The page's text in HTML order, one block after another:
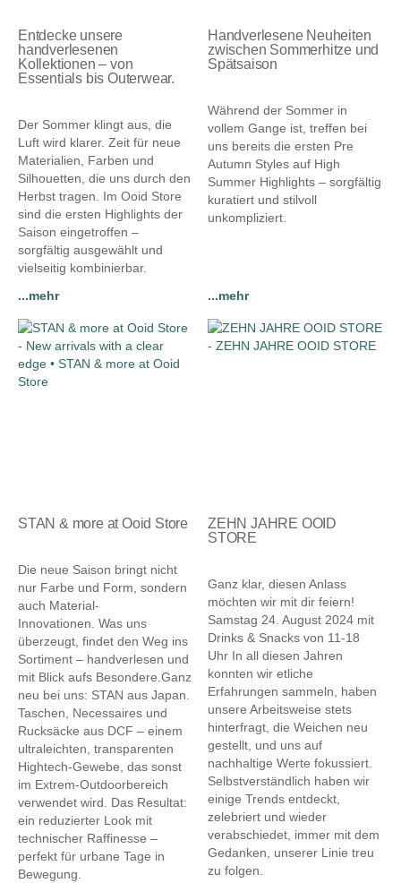
Entdecke unsere
handverlesenen
Kollektionen – von
Essentials bis Outerwear.
Der Sommer klingt aus, die
Luft wird klarer. Zeit für neue
Materialien, Farben und
Silhouetten, die uns durch den
Herbst tragen. Im Ooid Store
sind die ersten Highlights der
Saison eingetroffen –
sorgfältig ausgewählt und
vielseitig kombinierbar.
...mehr
Handverlesene Neuheiten
zwischen Sommerhitze und
Spätsaison
Während der Sommer in
vollem Gange ist, treffen bei
uns bereits die ersten Pre
Autumn Styles auf High
Summer Highlights – sorgfältig
kuratiert und stilvoll
unkompliziert.
...mehr
STAN & more at Ooid Store
Die neue Saison bringt nicht
nur Farbe und Form, sondern
auch Material-
Innovationen. Was uns
überzeugt, findet den Weg ins
Sortiment – handverlesen und
mit Blick aufs Besondere.Ganz
neu bei uns: STAN aus Japan.
Taschen, Necessaires und
Rucksäcke aus DCF – einem
ultraleichten, transparenten
Hightech-Gewebe, das sonst
im Extrem-Outdoorbereich
verwendet wird. Das Resultat:
ein reduzierter Look mit
technischer Raffinesse –
perfekt für urbane Tage in
Bewegung.
ZEHN JAHRE OOID
STORE
Ganz klar, diesen Anlass
möchten wir mit dir feiern!
Samstag 24. August 2024 mit
Drinks & Snacks von 11-18
Uhr In all diesen Jahren
konnten wir etliche
Erfahrungen sammeln, haben
unsere Arbeitsweise stets
hinterfragt, die Weichen neu
gestellt, und uns auf
nachhaltige Werte fokussiert.
Selbstverständlich haben wir
einige Trends entdeckt,
zelebriert und wieder
verabschiedet, immer mit dem
Gedanken, unserer Linie treu
zu folgen.